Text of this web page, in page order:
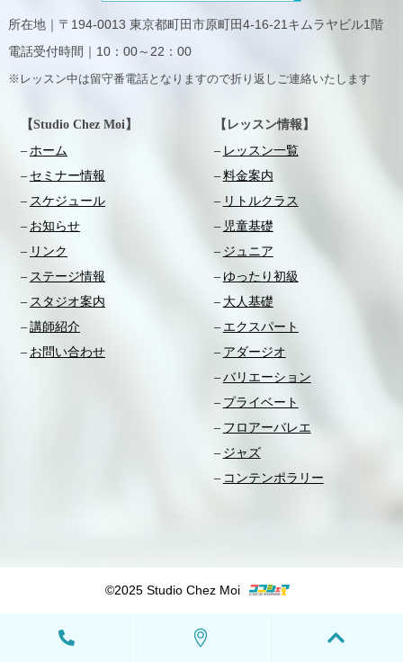
所在地｜〒194-0013 東京都町田市原町田4-16-21キムラヤビル1階
電話受付時間｜10：00～22：00
※レッスン中は留守番電話となりますので折り返しご連絡いたします
【Studio Chez Moi】
ホーム
セミナー情報
スケジュール
お知らせ
リンク
ステージ情報
スタジオ案内
講師紹介
お問い合わせ
【レッスン情報】
レッスン一覧
料金案内
リトルクラス
児童基礎
ジュニア
ゆったり初級
大人基礎
エクスパート
アダージオ
バリエーション
プライベート
フロアーバレエ
ジャズ
コンテンポラリー
©2025 Studio Chez Moi
Icon